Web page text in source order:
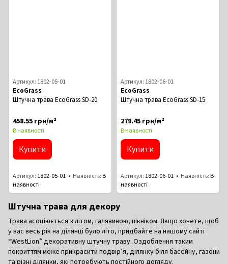
Артикул: 1802-05-01
EcoGrass
Штучна трава EcoGrass SD-20
458.55 грн/м²
В наявності
Купити
Артикул 1802-05-01 Наявність В
наявності
Артикул: 1802-06-01
EcoGrass
Штучна трава EcoGrass SD-15
279.45 грн/м²
В наявності
Купити
Артикул 1802-06-01 Наявність В
наявності
Штучна трава для декору
Трава асоціюється з літом, галявиною, пікніком. Якщо хочете, щоб
у вас весь рік на ділянці було літо, придбайте на нашому сайті
“WestLion” декоративну штучну траву. Оздоблення таким
покриттям може прикрасити подвір’я, ділянку біля басейну, газони